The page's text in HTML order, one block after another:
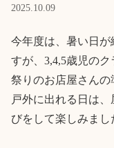
2025.10.09
今年度は、暑い日
すが、3,4,5歳児の
祭りのお店屋さんの
戸外に出れる日は
びをして楽しみまし